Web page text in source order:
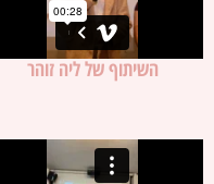
השיתוף של ליה זוהר